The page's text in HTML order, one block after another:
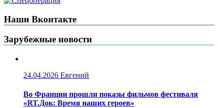
Наши Вконтакте
Зарубежные новости
24.04.2026 Евгений
Во Франции прошли показы фильмов фестиваля
«RT.Док: Время наших героев»